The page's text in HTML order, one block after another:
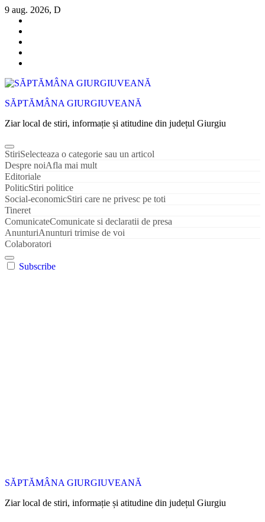
Sari
conținut
9 aug. 2026, D
SĂPTĂMÂNA GIURGIUVEANĂ
Ziar local de stiri, informație și atitudine din județul Giurgiu
StiriSelecteaza o categorie sau un articol
Despre noiAfla mai mult
Editoriale
PoliticStiri politice
Social-economicStiri care ne privesc pe toti
Tineret
ComunicateComunicate si declaratii de presa
AnunturiAnunturi trimise de voi
Colaboratori
Subscribe
SĂPTĂMÂNA GIURGIUVEANĂ
Ziar local de stiri, informație și atitudine din județul Giurgiu